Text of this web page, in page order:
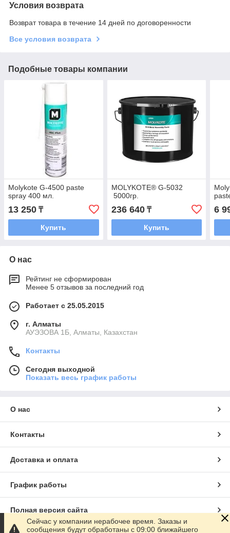
Условия возврата
Возврат товара в течение 14 дней по договоренности
Все условия возврата
Подобные товары компании
Molykote G-4500 paste
spray 400 мл.
13 250 ₸
Купить
MOLYKOTE® G-5032
5000гр.
236 640₸
Купить
6
О нас
Рейтинг не сформирован
Менее 5 отзывов за последний год
Работает с 25.05.2015
г. Алматы
АУЭЗОВА 1Б, Алматы, Казахстан
Контакты
Сегодня выходной
Показать весь график работы
О нас
Контакты
Доставка и оплата
График работы
Полная версия сайта
Сейчас у компании нерабочее время. Заказы и
сообщения будут обработаны с 09:00 ближайшего